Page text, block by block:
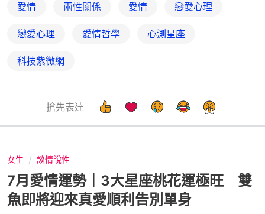
愛情 兩性關係 愛情 戀愛心理
戀愛心理 愛情哲學 心測星座
科技紫微網
搶先表達
女生 談情說性
7月愛情運勢｜3大星座桃花運極旺 雙
魚即將迎來真愛順利告別單身